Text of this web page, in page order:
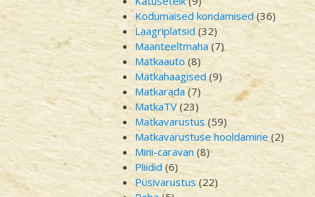
Kodumaised kondamised(36)
Laagriplatsid (32)
Maanteeltmaha (7)
Matkaauto (8)
Matkahaagised(9)
Matkarada (7)
MatkaTV (23)
Matkavarustus(59)
Matkavarustuse hooldamine (2)
Mini-caravan (8)
Pliidid (6)
Püsivarustus (22)